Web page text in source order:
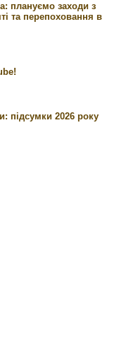
плануємо заходи з
та перепоховання в
підсумки 2026 року